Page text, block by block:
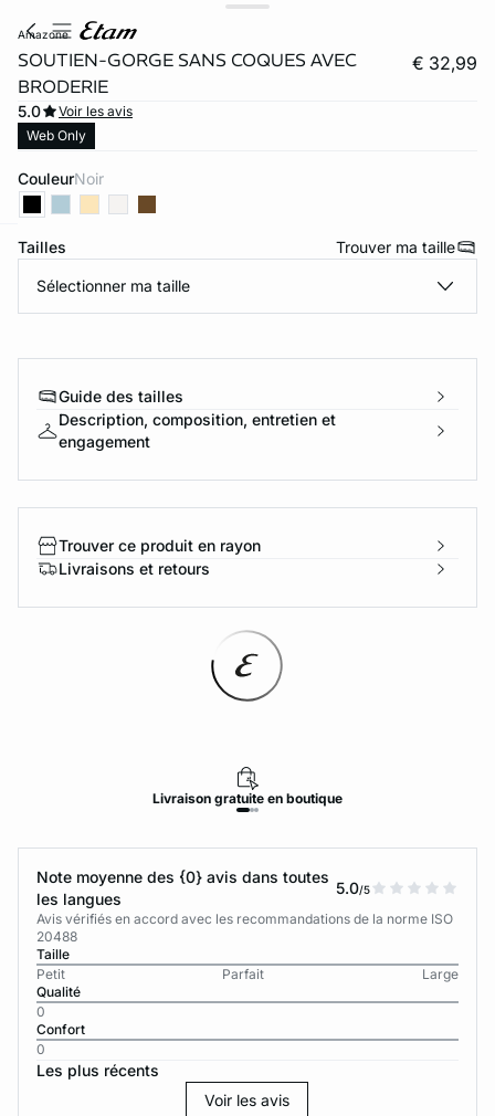
amazone
SOUTIEN-GORGE SANS COQUES AVEC
BRODERIE
€ 32,99
5.0
Voir les avis
Web Only
Couleur noir
Tailles Trouver ma taille
Sélectionner ma taille
Guide des tailles
Description, composition, entretien et
engagement
Trouver ce produit en rayon
Livraisons et retours
Livraison gratuite en boutique
Note moyenne des {0} avis dans toutes
les langues
5.0/5
Avis vérifiés en accord avec les recommandations de la norme ISO
20488
Taille
Petit
Parfait
Large
Qualité
0
Confort
0
Les plus récents
Voir les avis